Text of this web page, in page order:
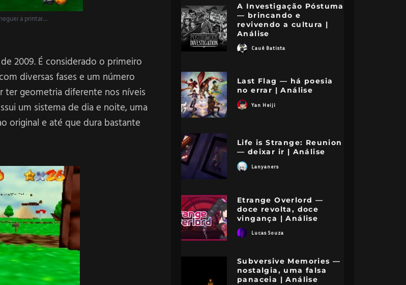
a printar…
2009. É considerado o primeiro
diversas fases e um número
ter geometria diferente nos níveis
um sistema de dia e noite, uma
original e até que dura bastante
A Investigação Póstuma
— brincando e
revivendo a cultura |
Análise
Cauê Batista
Last Flag — há poesia
no errar | Análise
Yan Heiji
Life is Strange: Reunion
— deixar ir | Análise
Lanyaners
Etrange Overlord —
doce revolta, doce
vingança | Análise
Lucas Souza
Subversive Memories —
nostalgia, uma falsa
panaceia | Análise